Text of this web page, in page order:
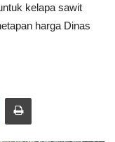
kelapa sawit
harga Dinas